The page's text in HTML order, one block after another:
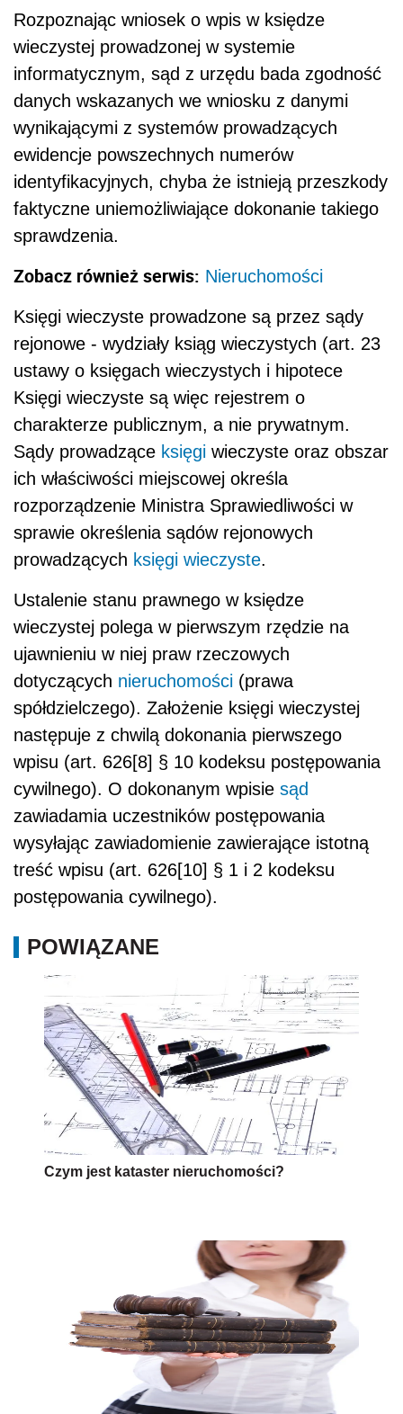
Rozpoznając wniosek o wpis w księdze
wieczystej prowadzonej w systemie
informatycznym, sąd z urzędu bada zgodność
danych wskazanych we wniosku z danymi
wynikającymi z systemów prowadzących
ewidencje powszechnych numerów
identyfikacyjnych, chyba że istnieją przeszkody
faktyczne uniemożliwiające dokonanie takiego
sprawdzenia.
Zobacz również serwis: Nieruchomości
Księgi wieczyste prowadzone są przez sądy
rejonowe - wydziały ksiąg wieczystych (art. 23
ustawy o księgach wieczystych i hipotece
Księgi wieczyste są więc rejestrem o
charakterze publicznym, a nie prywatnym.
Sądy prowadzące księgi wieczyste oraz obszar
ich właściwości miejscowej określa
rozporządzenie Ministra Sprawiedliwości w
sprawie określenia sądów rejonowych
prowadzących księgi wieczyste.
Ustalenie stanu prawnego w księdze
wieczystej polega w pierwszym rzędzie na
ujawnieniu w niej praw rzeczowych
dotyczących nieruchomości (prawa
spółdzielczego). Założenie księgi wieczystej
następuje z chwilą dokonania pierwszego
wpisu (art. 626[8] § 10 kodeksu postępowania
cywilnego). O dokonanym wpisie sąd
zawiadamia uczestników postępowania
wysyłając zawiadomienie zawierające istotną
treść wpisu (art. 626[10] § 1 i 2 kodeksu
postępowania cywilnego).
POWIĄZANE
Czym jest kataster nieruchomości?